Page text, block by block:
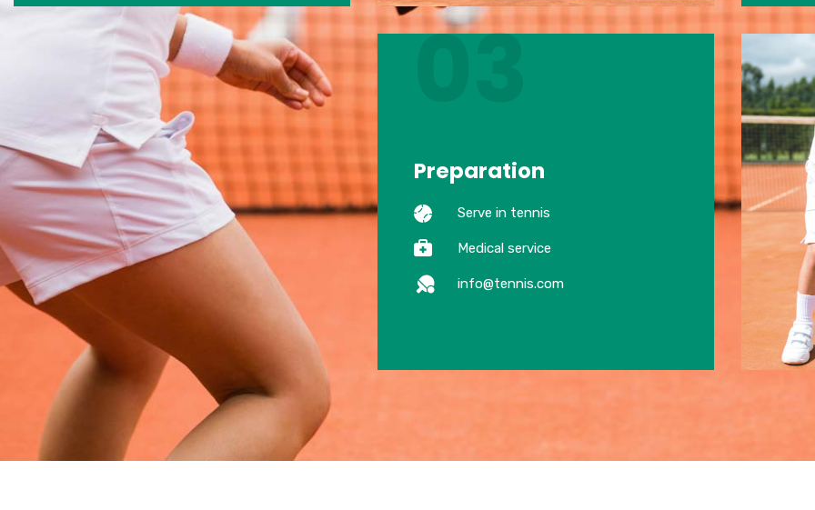
03
Preparation
Serve in tennis
Medical service
info@tennis.com